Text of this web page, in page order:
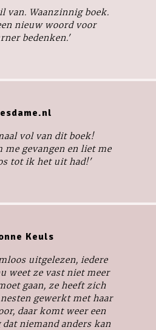
van. Waanzinnig boek.
nieuw woord voor
bedenken.'
vol van dit boek!
me gevangen en liet me
tot ik het uit had!'
Keuls
uitgelezen, iedere
weet ze vast niet meer
gaan, ze heeft zich
gewerkt met haar
daar komt weer een
niemand anders kan